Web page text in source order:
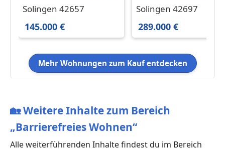
in Solingen 145.000 € 55
Solingen 42657
145.000 €
Eigentumswohnung,
Solingen 42697
289.000 €
Mehr Wohnungen zum Kauf entdecken
🏡Weitere Inhalte zum Bereich
„Barrierefreies Wohnen“
Alle weiterführenden Inhalte findest du im Bereich